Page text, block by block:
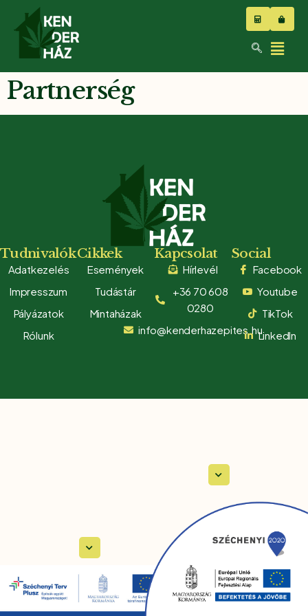
Partnerség
Tudnivalók
Adatkezelés
Impresszum
Pályázatok
Rólunk
Cikkek
Események
Tudástár
Mintaházak
Kapcsolat
Hírlevél
+36 70 608
0280
info@kenderhazepites.hu
Social
Facebook
Youtube
TikTok
LinkedIn